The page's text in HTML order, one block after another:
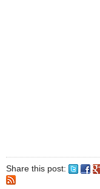
Share this post: